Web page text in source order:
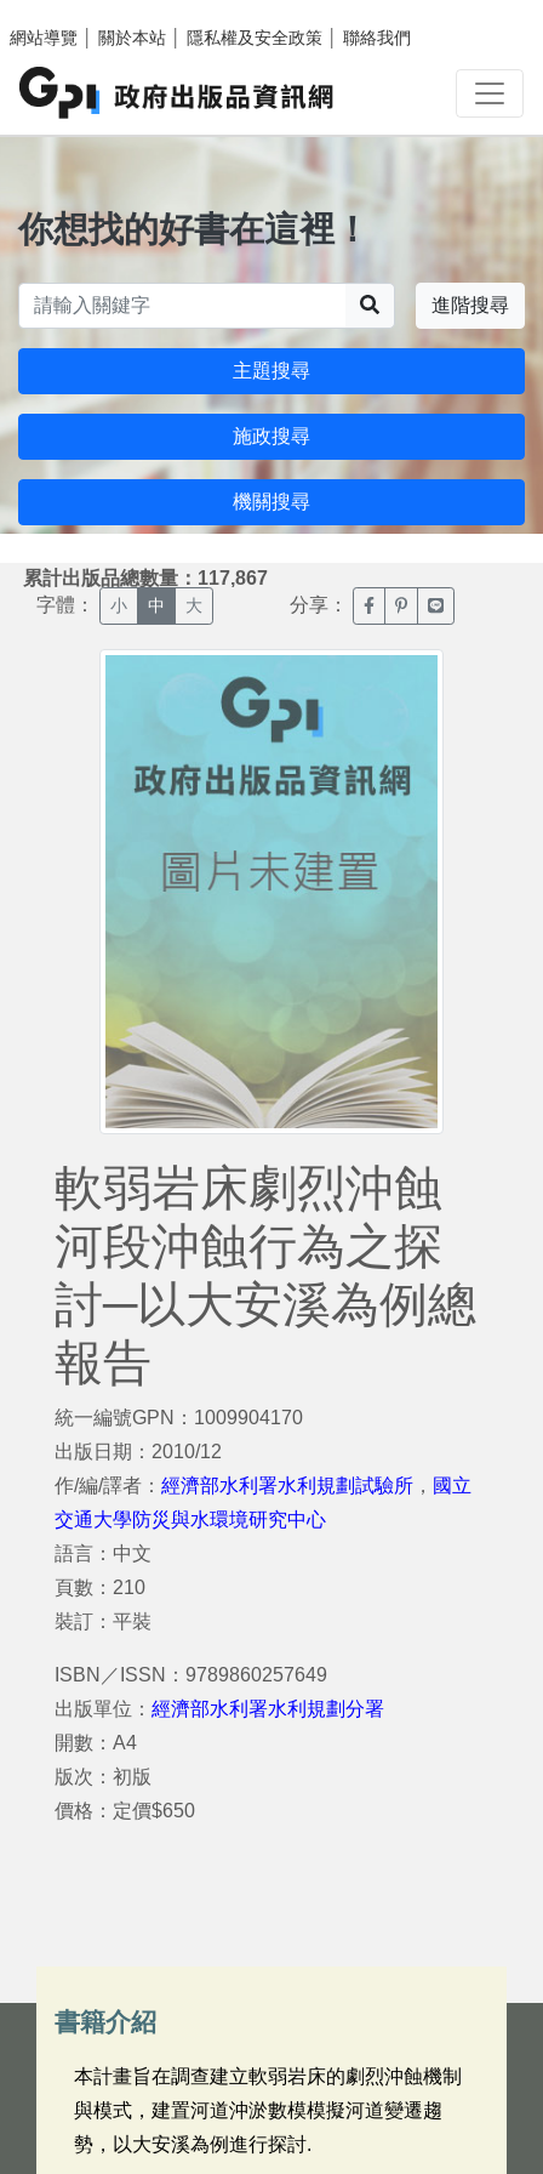
網站導覽
關於本站 隱私權及安全政策 聯絡我們
你想找的好書在這裡！
進階搜尋
主題搜尋
施政搜尋
機關搜尋
累計出版品總數量：117,867
字體： 小 中 大 分享： 臉書分享(另開新視窗)
噗浪分享(另開新
Line分享(另
軟弱岩床劇烈沖蝕
河段沖蝕行為之探
討─以大安溪為例總
報告
統一編號GPN：1009904170
出版日期：2010/12
作/編/譯者： 經濟部水利署水利規劃試驗所 ， 國立
交通大學防災與水環境研究中心
語言：中文
頁數：210
裝訂：平裝
ISBN／ISSN：9789860257649
出版單位： 經濟部水利署水利規劃分署
開數：A4
版次：初版
價格：定價$650
書籍介紹
本計畫旨在調查建立軟弱岩床的劇烈沖蝕機制
與模式，建置河道沖淤數模模擬河道變遷趨
勢，以大安溪為例進行探討.